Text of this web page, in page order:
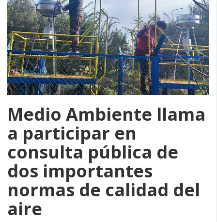
Medio Ambiente llama
a participar en
consulta pública de
dos importantes
normas de calidad del
aire